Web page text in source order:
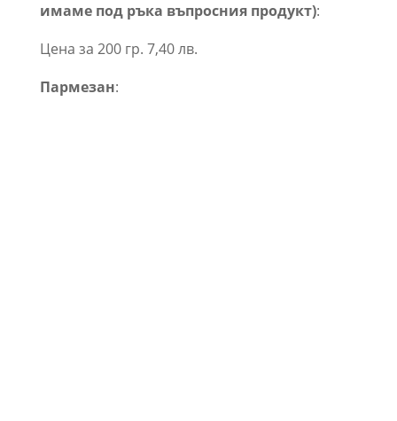
имаме под ръка въпросния продукт):
Цена за 200 гр. 7,40 лв.
Пармезан: